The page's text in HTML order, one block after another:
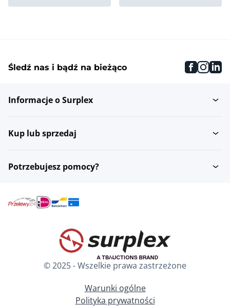
Śledź nas i bądź na bieżąco
Informacje o Surplex
Kup lub sprzedaj
Potrzebujesz pomocy?
© 2025 - Wszelkie prawa zastrzeżone
Warunki ogólne
Polityka prywatności